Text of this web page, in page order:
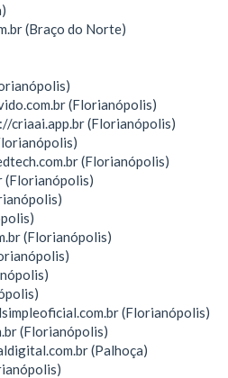
(Braço do Norte)
(Florianópolis)
criaai.app.br (Florianópolis)
(Florianópolis)
(Florianópolis)
(Florianópolis)
(Florianópolis)
(Florianópolis)
(Palhoça)